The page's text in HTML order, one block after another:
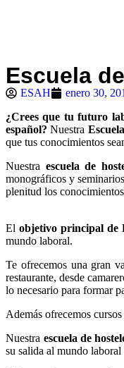
Escuela
ESAH
enero 30,
¿Crees que tu futuro
español? Nuestra
que tus conocimientos
Nuestra escuela de
monográficos y
plenitud los
El objetivo principal de
mundo laboral.
Te ofrecemos una gran
restaurante, desde
lo necesario para formar
Además ofrecemos
Nuestra escuela de
su salida al mundo laboral